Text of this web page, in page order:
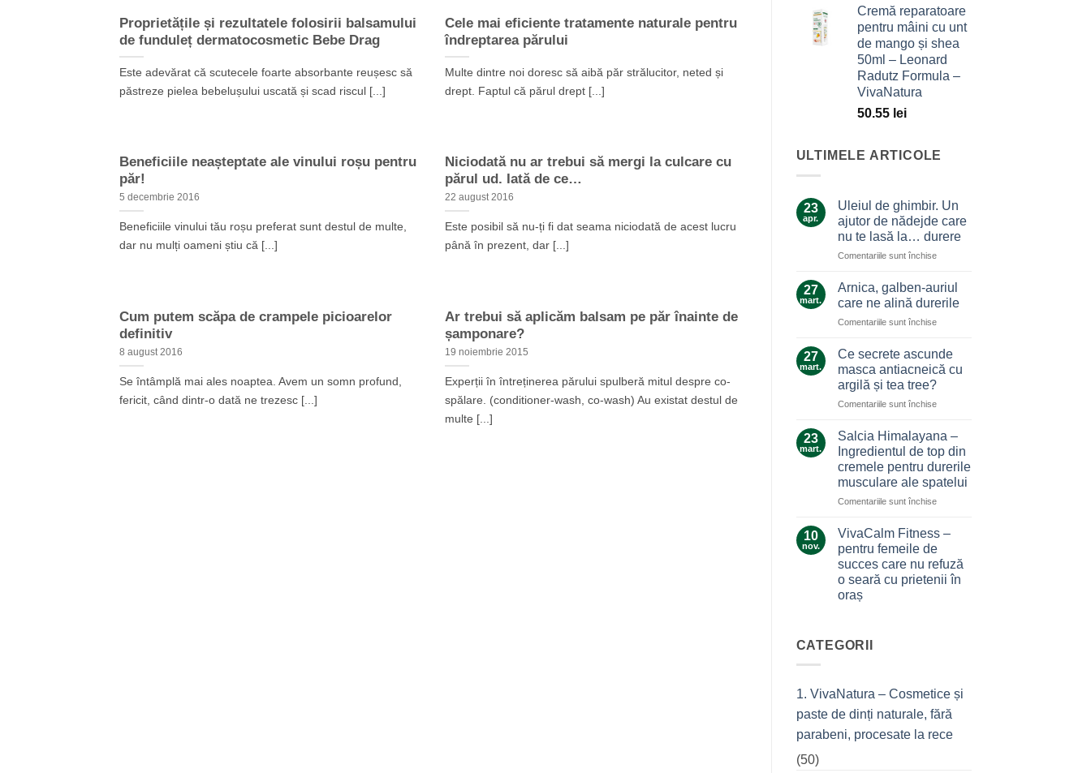
Proprietățile și rezultatele folosirii balsamului
de funduleț dermatocosmetic Bebe Drag
Este adevărat că scutecele foarte absorbante reușesc să
păstreze pielea bebelușului uscată și scad riscul [...]
Cele mai eficiente tratamente naturale pentru
îndreptarea părului
Multe dintre noi doresc să aibă păr strălucitor, neted și
drept. Faptul că părul drept [...]
Beneficiile neașteptate ale vinului roșu pentru
păr!
5 decembrie 2016
Beneficiile vinului tău roșu preferat sunt destul de multe,
dar nu mulți oameni știu că [...]
Niciodată nu ar trebui să mergi la culcare cu
părul ud. Iată de ce…
22 august 2016
Este posibil să nu-ți fi dat seama niciodată de acest lucru
până în prezent, dar [...]
Cum putem scăpa de crampele picioarelor
definitiv
8 august 2016
Se întâmplă mai ales noaptea. Avem un somn profund,
fericit, când dintr-o dată ne trezesc [...]
Ar trebui să aplicăm balsam pe păr înainte de
șamponare?
19 noiembrie 2015
Experții în întreținerea părului spulberă mitul despre co-
spălare. (conditioner-wash, co-wash) Au existat destul de
multe [...]
Cremă reparatoare
pentru mâini cu unt
de mango și shea
50ml – Leonard
Radutz Formula –
VivaNatura
50.55 lei
ULTIMELE ARTICOLE
23
apr.
Uleiul de ghimbir. Un
ajutor de nădejde care
nu te lasă la… durere
Comentariile sunt închisepentru
de
ghimbir.
Un
ajutor
nădejde
care
nu
lasă
durere
27
mart.
Arnica, galben-auriul
care ne alină durerile
Comentariile sunt închisepentru
galben-
auriul
care
alină
27
mart.
Ce secrete ascunde
masca antiacneică cu
argilă și tea tree?
Comentariile sunt închisepentru
ascunde
masca
antiacneică
cu
argilă
tree?
23
mart.
Salcia Himalayana –
Ingredientul de top din
cremele pentru durerile
musculare ale spatelui
Comentariile sunt închisepentru
Ingredientul
de
top
10
nov.
VivaCalm Fitness –
pentru femeile de
succes care nu refuză
o seară cu prietenii în
oraș
VivaCalm
Fitness
de
care
refuză
CATEGORII
1. VivaNatura – Cosmetice și
paste de dinți naturale, fără
parabeni, procesate la rece
(50)